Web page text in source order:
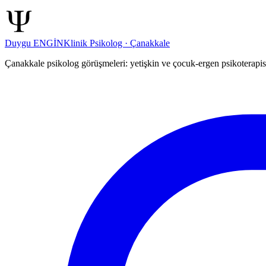
Duygu ENGİNKlinik Psikolog · Çanakkale
Çanakkale psikolog görüşmeleri: yetişkin ve çocuk-ergen